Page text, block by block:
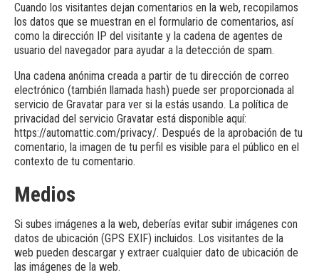
Cuando los visitantes dejan comentarios en la web, recopilamos
los datos que se muestran en el formulario de comentarios, así
como la dirección IP del visitante y la cadena de agentes de
usuario del navegador para ayudar a la detección de spam.
Una cadena anónima creada a partir de tu dirección de correo
electrónico (también llamada hash) puede ser proporcionada al
servicio de Gravatar para ver si la estás usando. La política de
privacidad del servicio Gravatar está disponible aquí:
https://automattic.com/privacy/. Después de la aprobación de tu
comentario, la imagen de tu perfil es visible para el público en el
contexto de tu comentario.
Medios
Si subes imágenes a la web, deberías evitar subir imágenes con
datos de ubicación (GPS EXIF) incluidos. Los visitantes de la
web pueden descargar y extraer cualquier dato de ubicación de
las imágenes de la web.